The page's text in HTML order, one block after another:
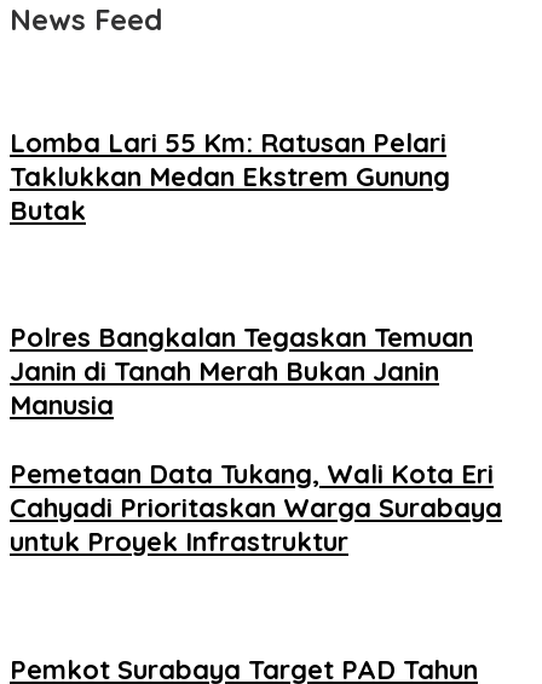
News Feed
Lomba Lari 55 Km: Ratusan Pelari
Taklukkan Medan Ekstrem Gunung
Butak
Polres Bangkalan Tegaskan Temuan
Janin di Tanah Merah Bukan Janin
Manusia
Pemetaan Data Tukang, Wali Kota Eri
Cahyadi Prioritaskan Warga Surabaya
untuk Proyek Infrastruktur
Pemkot Surabaya Target PAD Tahun